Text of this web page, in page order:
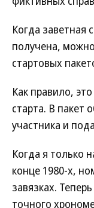
Когда заветная
получена,
стартовых
Как правило,
старта. В пакет
участника и
Когда я только
конце 1980-х,
завязках.
точного